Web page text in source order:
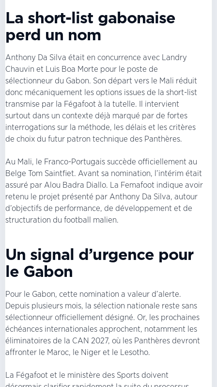
La short-list gabonaise
perd un nom
Anthony Da Silva était en concurrence avec Landry
Chauvin et Luis Boa Morte pour le poste de
sélectionneur du Gabon. Son départ vers le Mali réduit
donc mécaniquement les options issues de la short-list
transmise par la Fégafoot à la tutelle. Il intervient
surtout dans un contexte déjà marqué par de fortes
interrogations sur la méthode, les délais et les critères
de choix du futur patron technique des Panthères.
Au Mali, le Franco-Portugais succède officiellement au
Belge Tom Saintfiet. Avant sa nomination, l’intérim était
assuré par Alou Badra Diallo. La Femafoot indique avoir
retenu le projet présenté par Anthony Da Silva, autour
d’objectifs de performance, de développement et de
structuration du football malien.
Un signal d’urgence pour
le Gabon
Pour le Gabon, cette nomination a valeur d’alerte.
Depuis plusieurs mois, la sélection nationale reste sans
sélectionneur officiellement désigné. Or, les prochaines
échéances internationales approchent, notamment les
éliminatoires de la CAN 2027, où les Panthères devront
affronter le Maroc, le Niger et le Lesotho.
La Fégafoot et le ministère des Sports doivent